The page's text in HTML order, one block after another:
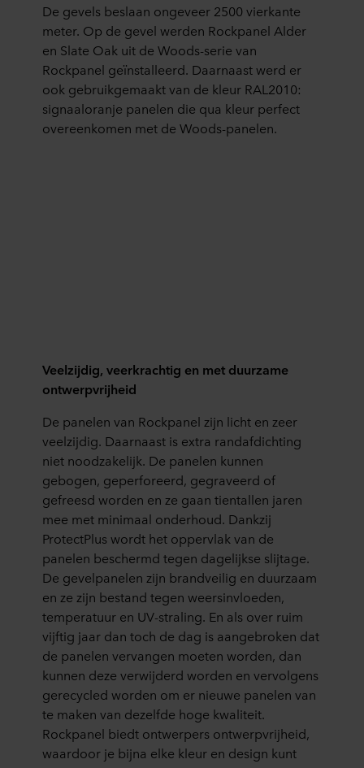
De gevels beslaan ongeveer 2500 vierkante
meter. Op de gevel werden Rockpanel Alder
en Slate Oak uit de Woods-serie van
Rockpanel geïnstalleerd. Daarnaast werd er
ook gebruikgemaakt van de kleur RAL2010:
signaaloranje panelen die qua kleur perfect
overeenkomen met de Woods-panelen.
Veelzijdig, veerkrachtig en met duurzame
ontwerpvrijheid
De panelen van Rockpanel zijn licht en zeer
veelzijdig. Daarnaast is extra randafdichting
niet noodzakelijk. De panelen kunnen
gebogen, geperforeerd, gegraveerd of
gefreesd worden en ze gaan tientallen jaren
mee met minimaal onderhoud. Dankzij
ProtectPlus wordt het oppervlak van de
panelen beschermd tegen dagelijkse slijtage.
De gevelpanelen zijn brandveilig en duurzaam
en ze zijn bestand tegen weersinvloeden,
temperatuur en UV-straling. En als over ruim
vijftig jaar dan toch de dag is aangebroken dat
de panelen vervangen moeten worden, dan
kunnen deze verwijderd worden en vervolgens
gerecycled worden om er nieuwe panelen van
te maken van dezelfde hoge kwaliteit.
Rockpanel biedt ontwerpers ontwerpvrijheid,
waardoor je bijna elke kleur en design kunt